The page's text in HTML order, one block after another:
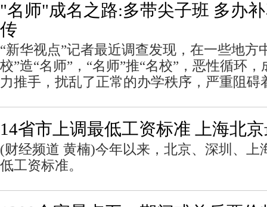
"名师"成名之路:多带尖子班 多办
传
“新华视点”记者最近调查发现，在一些地方
校”造“名师”，“名师”推“名校”，恶性循环
力推手，扰乱了正常的办学秩序，严重阻碍
14省市上调最低工资标准 上海北
(财经频道 黄楠)今年以来，北京、深圳、上
低工资标准。